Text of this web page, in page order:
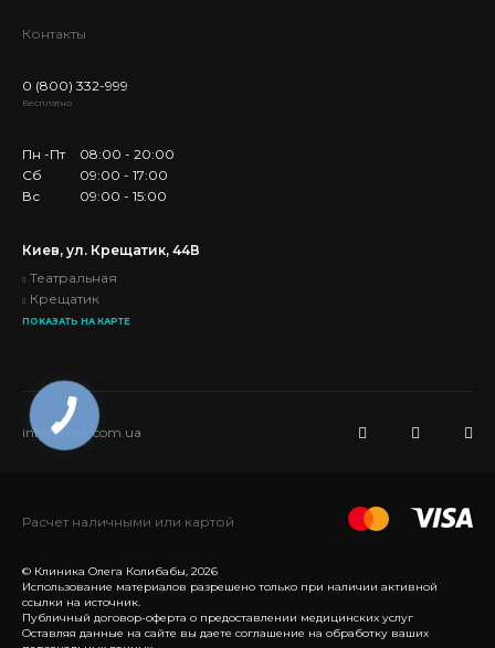
Контакты
0 (800) 332-999
Бесплатно
Пн -Пт
08:00 - 20:00
Сб
09:00 - 17:00
Вс
09:00 - 15:00
Киев, ул. Крещатик, 44В
Театральная
Крещатик
ПОКАЗАТЬ НА КАРТЕ
info@mck.com.ua
© Клиника Олега Колибабы, 2026
Использование материалов разрешено только при наличии активной
ссылки на источник.
Публичный договор-оферта о предоставлении медицинских услуг
Оставляя данные на сайте вы даете соглашение на обработку ваших
Расчет наличными или картой